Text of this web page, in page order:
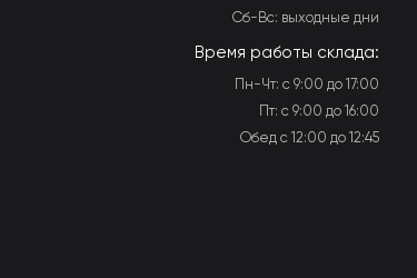
Сб-Вс: выходные дни
Время работы склада:
Пн-Чт: с 9:00 до 17:00
Пт: с 9:00 до 16:00
Обед с 12:00 до 12:45